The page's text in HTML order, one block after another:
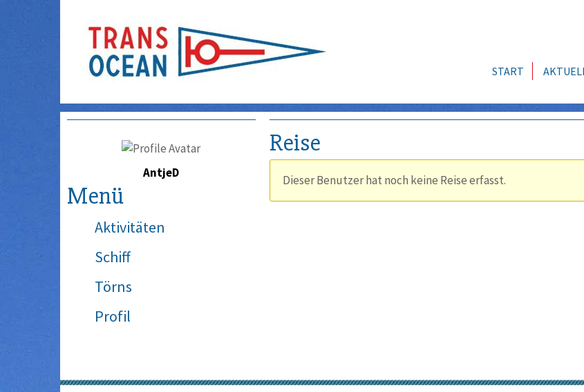
START
AntjeD
Menü
Aktivitäten
Schiff
Törns
Profil
Reise
Dieser Benutzer hat noch keine Reise erfasst.